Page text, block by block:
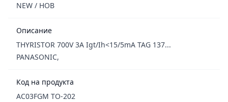
NEW / НОВ
Описание
THYRISTOR 700V 3A Igt/Ih<15/5mA TAG 137...
PANASONIC,
Код на продукта
AC03FGM TO-202